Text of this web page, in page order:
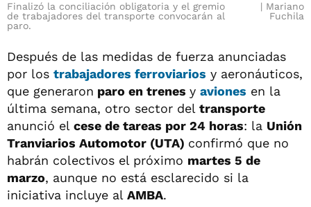
Finalizó la conciliación obligatoria y el gremio
de trabajadores del transporte convocarán al
paro.
Mariano
Fuchila
Después de las medidas de fuerza anunciadas
por los trabajadores ferroviarios y aeronáuticos,
que generaron paro en trenes y aviones en la
última semana, otro sector del transporte
anunció el cese de tareas por 24 horas: la Unión
Tranviarios Automotor (UTA) confirmó que no
habrán colectivos el próximo martes 5 de
marzo, aunque no está esclarecido si la
iniciativa incluye al AMBA.